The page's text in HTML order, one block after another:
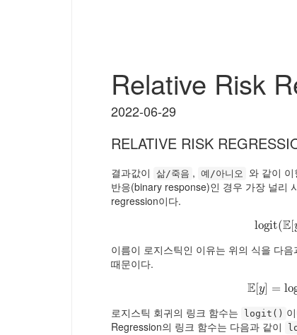
Relative Risk
2022-06-29
RELATIVE RISK
결과값이 삶/죽음 , 예/아니오 와 같이 이
반응(binary response)인 경우 가장 널리
regression이다.
logit(E
이름이 로지스틱인 이유는 위의 식을 다
때문이다.
E y] =
E [y]
로지스틱 회귀의 링크 함수는
logit()
Regression의 링크 함수는 다음과 같이